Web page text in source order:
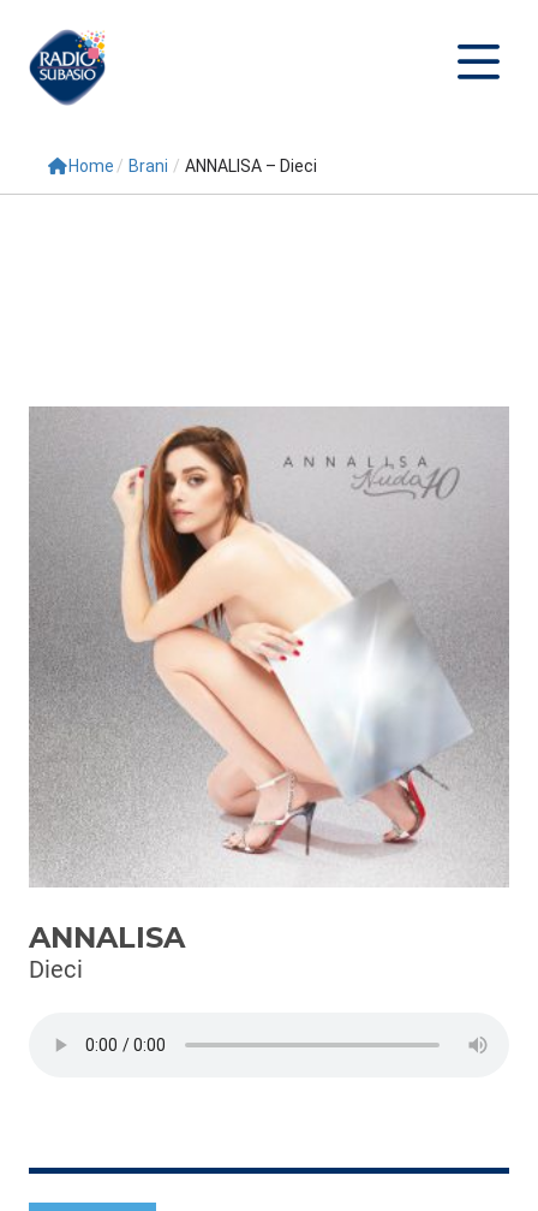
Cerca
Programmi
Conduttori
Repliche
Podcast
3xTe
Interviste
Playlist
Novità
Subasio Playlist
Web Radio
Radio Subasio
Radio Subasio +
Radio Suby
Home / Brani / ANNALISA – Dieci
ANNALISA
Dieci